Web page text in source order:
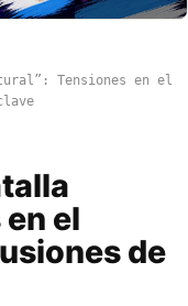
Tensiones en el
el
de